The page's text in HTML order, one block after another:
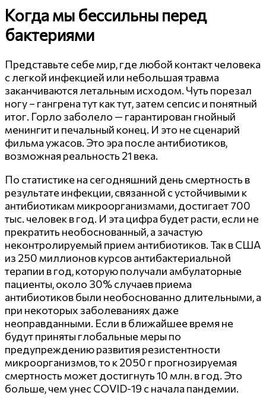
Когда мы бессильны перед
бактериями
Представьте себе мир, где любой контакт человека
с легкой инфекцией или небольшая травма
заканчиваются летальным исходом. Чуть порезал
ногу – гангрена тут как тут, затем сепсис и понятный
итог. Горло заболело — гарантирован гнойный
менингит и печальный конец. И это не сценарий
фильма ужасов. Это эра после антибиотиков,
возможная реальность 21 века.
По статистике на сегодняшний день смертность в
результате инфекции, связанной с устойчивыми к
антибиотикам микроорганизмами, достигает 700
тыс. человек в год. И эта цифра будет расти, если не
прекратить необоснованный, а зачастую
неконтролируемый прием антибиотиков. Так в США
из 250 миллионов курсов антибактериальной
терапии в год, которую получали амбулаторные
пациенты, около 30% случаев приема
антибиотиков были необоснованно длительными, а
при некоторых заболеваниях даже
неоправданными. Если в ближайшее время не
будут приняты глобальные меры по
предупреждению развития резистентности
микроорганизмов, то к 2050 г прогнозируемая
смертность может достигнуть 10 млн. в год. Это
больше, чем унес COVID-19 c начала пандемии.